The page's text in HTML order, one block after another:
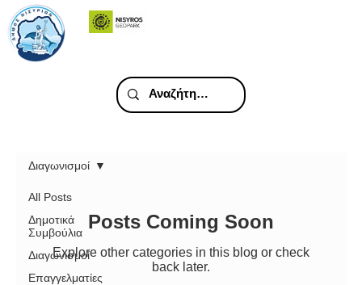
All Posts
Δημοτικά
Συμβούλια
Διαγωνισμοί
Επαγγελματίες
Διαγωνισμοί
Posts Coming Soon
Explore other categories in this blog or check
back later.